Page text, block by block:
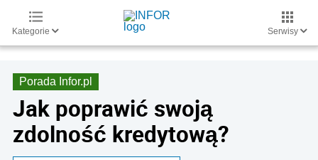
Kategorie Serwisy
Porada Infor.pl
Jak poprawić swoją
zdolność kredytową?